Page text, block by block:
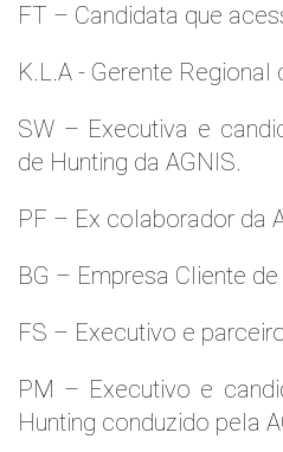
FT – Candidata que
K.L.A - Gerente Regional
SW – Executiva e
de Hunting da AGNIS.
PF – Ex colaborador da
BG – Empresa Cliente
FS – Executivo e
PM – Executivo e
Hunting conduzido pela